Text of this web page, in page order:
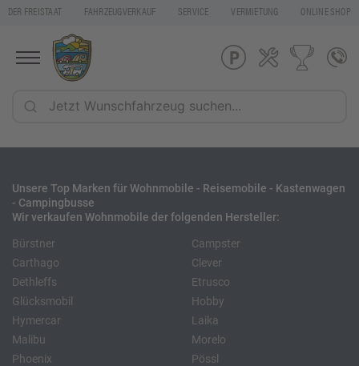
DER FREISTAAT FAHRZEUGVERKAUF SERVICE VERMIETUNG ONLINE SHOP
Unsere Top Marken für Wohnmobile - Reisemobile - Kastenwagen
- Campingbusse
Wir verkaufen Wohnmobile der folgenden Hersteller:
Bürstner
Carthago
Dethleffs
Glücksmobil
Hymercar
Malibu
Phoenix
Campster
Clever
Etrusco
Hobby
Laika
Morelo
Pössl